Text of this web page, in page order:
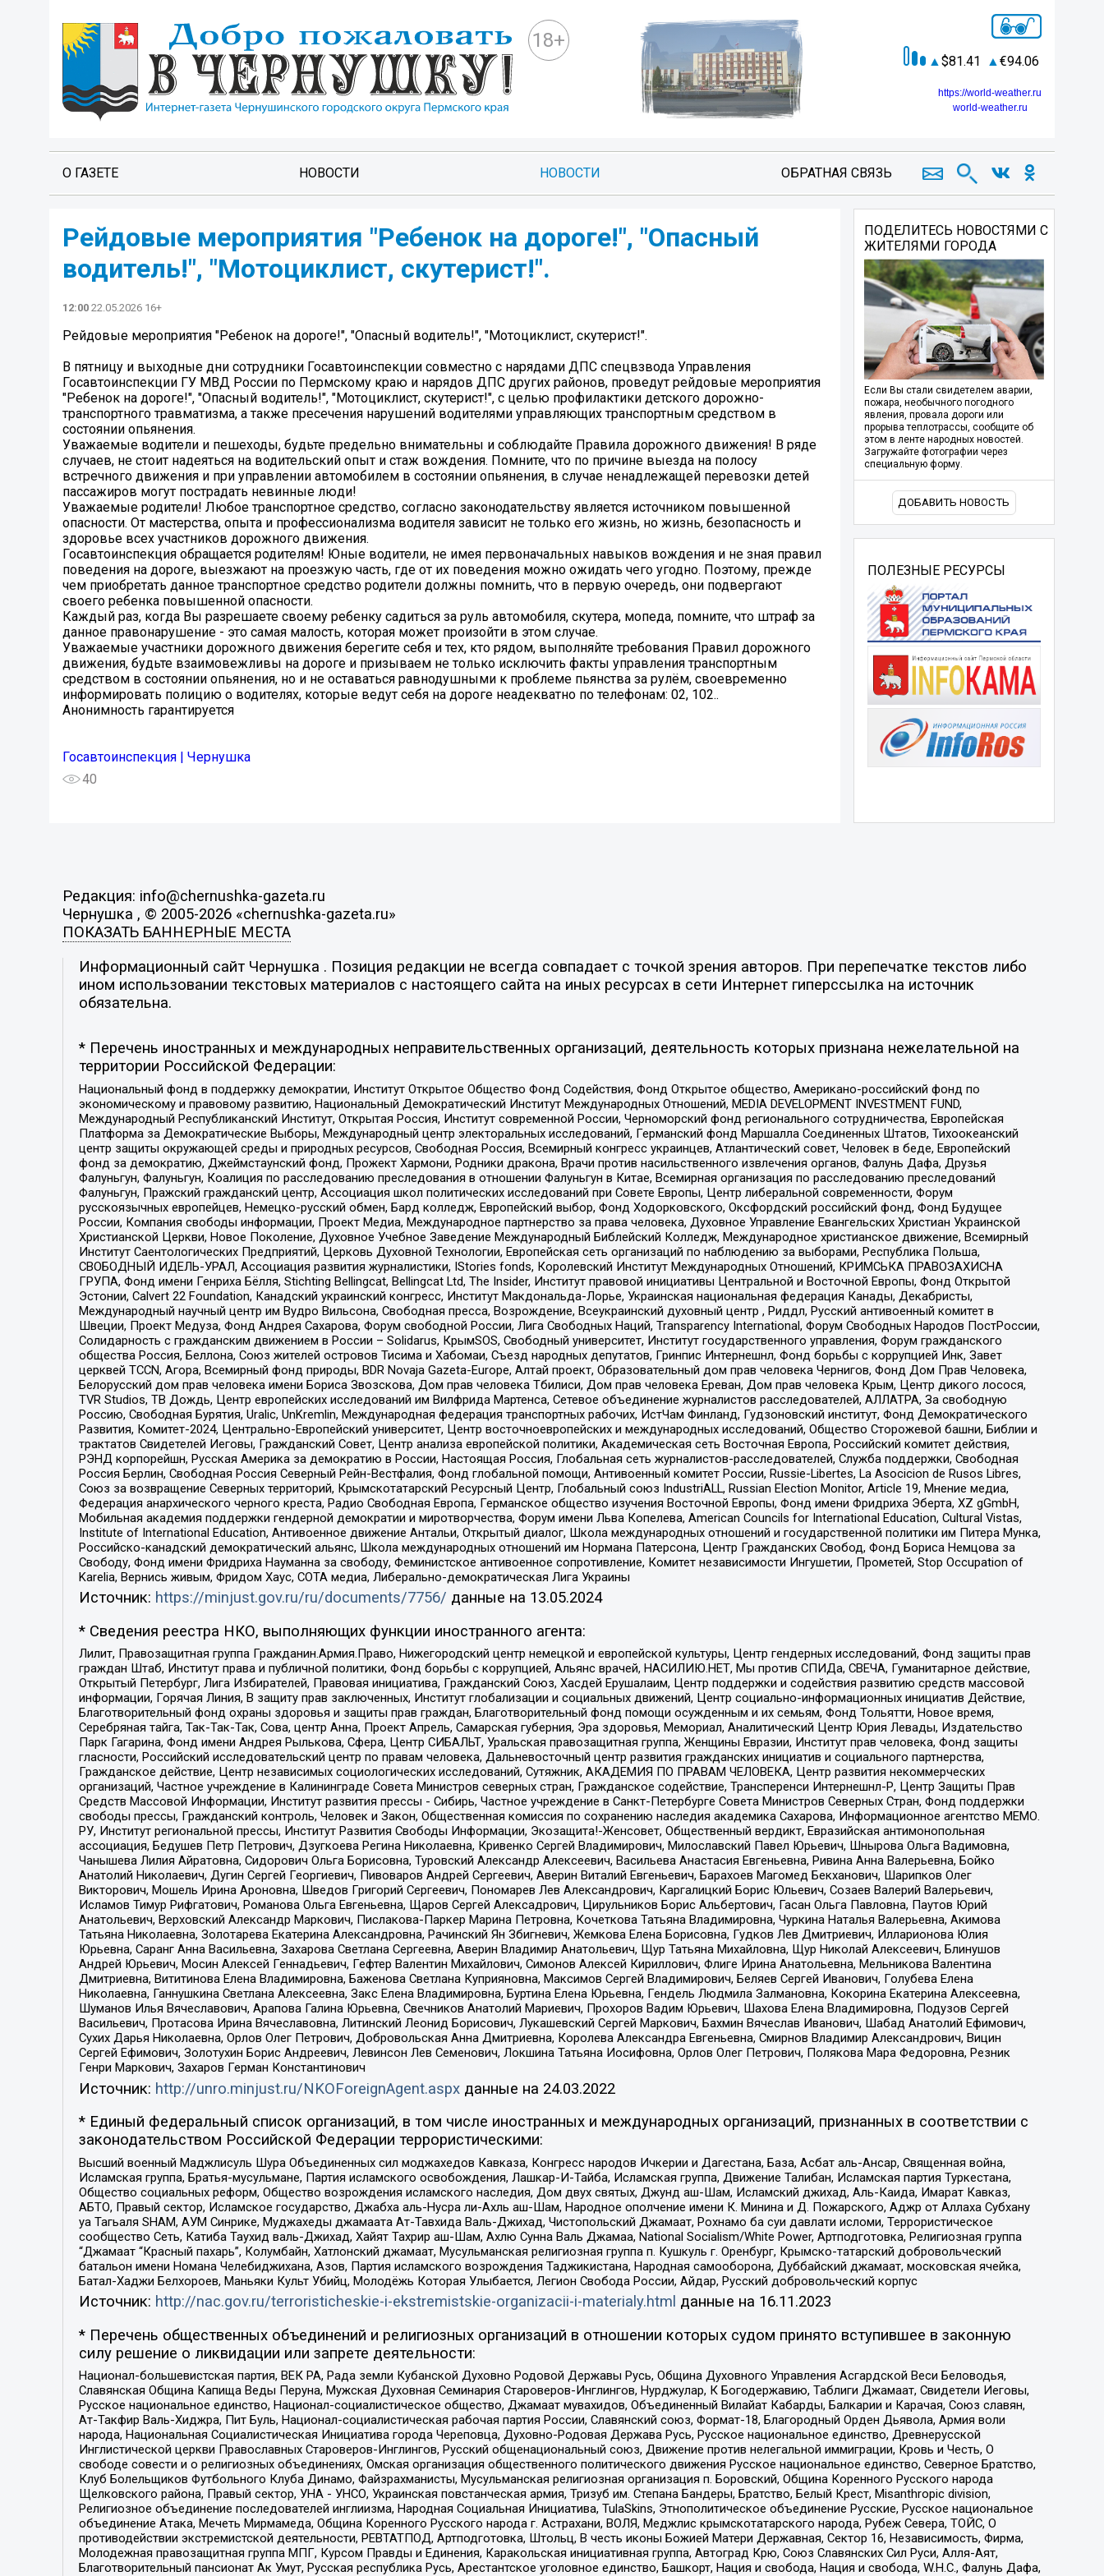
18+
81.41 94.06
https://world-weather.ru
world-weather.ru
О ГАЗЕТЕ НОВОСТИ НОВОСТИ ОБРАТНАЯ СВЯЗЬ
Рейдовые мероприятия "Ребенок на дороге!", "Опасный
водитель!", "Мотоциклист, скутерист!".
12:00 22.05.2026 16+
Рейдовые мероприятия "Ребенок на дороге!", "Опасный водитель!", "Мотоциклист, скутерист!".
В пятницу и выходные дни сотрудники Госавтоинспекции совместно с нарядами ДПС спецвзвода Управления
Госавтоинспекции ГУ МВД России по Пермскому краю и нарядов ДПС других районов, проведут рейдовые мероприятия
"Ребенок на дороге!", "Опасный водитель!", "Мотоциклист, скутерист!", с целью профилактики детского дорожно-
транспортного травматизма, а также пресечения нарушений водителями управляющих транспортным средством в
состоянии опьянения.
Уважаемые водители и пешеходы, будьте предельно внимательны и соблюдайте Правила дорожного движения! В ряде
случаев, не стоит надеяться на водительский опыт и стаж вождения. Помните, что по причине выезда на полосу
встречного движения и при управлении автомобилем в состоянии опьянения, в случае ненадлежащей перевозки детей
пассажиров могут пострадать невинные люди!
Уважаемые родители! Любое транспортное средство, согласно законодательству является источником повышенной
опасности. От мастерства, опыта и профессионализма водителя зависит не только его жизнь, но жизнь, безопасность и
здоровье всех участников дорожного движения.
Госавтоинспекция обращается родителям! Юные водители, не имея первоначальных навыков вождения и не зная правил
поведения на дороге, выезжают на проезжую часть, где от их поведения можно ожидать чего угодно. Поэтому, прежде
чем приобретать данное транспортное средство родители должны помнить, что в первую очередь, они подвергают
своего ребенка повышенной опасности.
Каждый раз, когда Вы разрешаете своему ребенку садиться за руль автомобиля, скутера, мопеда, помните, что штраф за
данное правонарушение - это самая малость, которая может произойти в этом случае.
Уважаемые участники дорожного движения берегите себя и тех, кто рядом, выполняйте требования Правил дорожного
движения, будьте взаимовежливы на дороге и призываем не только исключить факты управления транспортным
средством в состоянии опьянения, но и не оставаться равнодушными к проблеме пьянства за рулём, своевременно
информировать полицию о водителях, которые ведут себя на дороге неадекватно по телефонам: 02, 102..
Анонимность гарантируется
Госавтоинспекция | Чернушка
40
ПОДЕЛИТЕСЬ НОВОСТЯМИ С
ЖИТЕЛЯМИ ГОРОДА
Если Вы стали свидетелем аварии,
пожара, необычного погодного
явления, провала дороги или
прорыва теплотрассы, сообщите об
этом в ленте народных новостей.
Загружайте фотографии через
специальную форму.
ДОБАВИТЬ НОВОСТЬ
ПОЛЕЗНЫЕ РЕСУРСЫ
Редакция: info@chernushka-gazeta.ru
Чернушка , © 2005-2026 «chernushka-gazeta.ru»
ПОКАЗАТЬ БАННЕРНЫЕ МЕСТА
Информационный сайт Чернушка . Позиция редакции не всегда совпадает с точкой зрения авторов. При перепечатке текстов либо
ином использовании текстовых материалов с настоящего сайта на иных ресурсах в сети Интернет гиперссылка на источник
обязательна.
* Перечень иностранных и международных неправительственных организаций, деятельность которых признана нежелательной на
территории Российской Федерации:
Национальный фонд в поддержку демократии, Институт Открытое Общество Фонд Содействия, Фонд Открытое общество, Американо-российский фонд по
экономическому и правовому развитию, Национальный Демократический Институт Международных Отношений, MEDIA DEVELOPMENT INVESTMENT FUND,
Международный Республиканский Институт, Открытая Россия, Институт современной России, Черноморский фонд регионального сотрудничества, Европейская
Платформа за Демократические Выборы, Международный центр электоральных исследований, Германский фонд Маршалла Соединенных Штатов, Тихоокеанский
центр защиты окружающей среды и природных ресурсов, Свободная Россия, Всемирный конгресс украинцев, Атлантический совет, Человек в беде, Европейский
фонд за демократию, Джеймстаунский фонд, Прожект Хармони, Родники дракона, Врачи против насильственного извлечения органов, Фалунь Дафа, Друзья
Фалуньгун, Фалуньгун, Коалиция по расследованию преследования в отношении Фалуньгун в Китае, Всемирная организация по расследованию преследований
Фалуньгун, Пражский гражданский центр, Ассоциация школ политических исследований при Совете Европы, Центр либеральной современности, Форум
русскоязычных европейцев, Немецко-русский обмен, Бард колледж, Европейский выбор, Фонд Ходорковского, Оксфордский российский фонд, Фонд Будущее
России, Компания свободы информации, Проект Медиа, Международное партнерство за права человека, Духовное Управление Евангельских Христиан Украинской
Христианской Церкви, Новое Поколение, Духовное Учебное Заведение Международный Библейский Колледж, Международное христианское движение, Всемирный
Институт Саентологических Предприятий, Церковь Духовной Технологии, Европейская сеть организаций по наблюдению за выборами, Республика Польша,
СВОБОДНЫЙ ИДЕЛЬ-УРАЛ, Ассоциация развития журналистики, IStories fonds, Королевский Институт Международных Отношений, КРИМСЬКА ПРАВОЗАХИСНА
ГРУПА, Фонд имени Генриха Бёлля, Stichting Bellingcat, Bellingcat Ltd, The Insider, Институт правовой инициативы Центральной и Восточной Европы, Фонд Открытой
Эстонии, Calvert 22 Foundation, Канадский украинский конгресс, Институт Макдональда-Лорье, Украинская национальная федерация Канады, Декабристы,
Международный научный центр им Вудро Вильсона, Свободная пресса, Возрождение, Всеукраинский духовный центр , Риддл, Русский антивоенный комитет в
Швеции, Проект Медуза, Фонд Андрея Сахарова, Форум свободной России, Лига Свободных Наций, Transparеncy International, Форум Свободных Народов ПостРоссии,
Солидарность с гражданским движением в России – Solidarus, КрымSOS, Свободный университет, Институт государственного управления, Форум гражданского
общества Россия, Беллона, Союз жителей островов Тисима и Хабомаи, Съезд народных депутатов, Гринпис Интернешнл, Фонд борьбы с коррупцией Инк, Завет
церквей TCCN, Агора, Всемирный фонд природы, BDR Novaja Gazeta-Europe, Алтай проект, Образовательный дом прав человека Чернигов, Фонд Дом Прав Человека,
Белорусский дом прав человека имени Бориса Звозскова, Дом прав человека Тбилиси, Дом прав человека Ереван, Дом прав человека Крым, Центр дикого лосося,
TVR Studios, ТВ Дождь, Центр европейских исследований им Вилфрида Мартенса, Сетевое объединение журналистов расследователей, АЛЛАТРА, За свободную
Россию, Свободная Бурятия, Uralic, UnKremlin, Международная федерация транспортных рабочих, ИстЧам Финланд, Гудзоновский институт, Фонд Демократического
Развития, Комитет-2024, Центрально-Европейский университет, Центр восточноевропейских и международных исследований, Общество Сторожевой башни, Библии и
трактатов Свидетелей Иеговы, Гражданский Совет, Центр анализа европейской политики, Академическая сеть Восточная Европа, Российский комитет действия,
РЭНД корпорейшн, Русская Америка за демократию в России, Настоящая Россия, Глобальная сеть журналистов-расследователей, Служба поддержки, Свободная
Россия Берлин, Свободная Россия Северный Рейн-Вестфалия, Фонд глобальной помощи, Антивоенный комитет России, Russie-Libertes, La Asocicion de Rusos Libres,
Союз за возвращение Северных территорий, Крымскотатарский Ресурсный Центр, Глобальный союз IndustriALL, Russian Election Monitor, Article 19, Мнение медиа,
Федерация анархического черного креста, Радио Свободная Европа, Германское общество изучения Восточной Европы, Фонд имени Фридриха Эберта, XZ gGmbH,
Мобильная академия поддержки гендерной демократии и миротворчества, Форум имени Льва Копелева, American Councils for International Education, Cultural Vistas,
Institute of International Education, Антивоенное движение Антальи, Открытый диалог, Школа международных отношений и государственной политики им Питера Мунка,
Российско-канадский демократический альянс, Школа международных отношений им Нормана Патерсона, Центр Гражданских Свобод, Фонд Бориса Немцова за
Свободу, Фонд имени Фридриха Науманна за свободу, Феминистское антивоенное сопротивление, Комитет независимости Ингушетии, Прометей, Stop Occupation of
Karelia, Вернись живым, Фридом Хаус, СОТА медиа, Либерально-демократическая Лига Украины
Источник: https://minjust.gov.ru/ru/documents/7756/ данные на 13.05.2024
* Сведения реестра НКО, выполняющих функции иностранного агента:
Лилит, Правозащитная группа Гражданин.Армия.Право, Нижегородский центр немецкой и европейской культуры, Центр гендерных исследований, Фонд защиты прав
граждан Штаб, Институт права и публичной политики, Фонд борьбы с коррупцией, Альянс врачей, НАСИЛИЮ.НЕТ, Мы против СПИДа, СВЕЧА, Гуманитарное действие,
Открытый Петербург, Лига Избирателей, Правовая инициатива, Гражданский Союз, Хасдей Ерушалаим, Центр поддержки и содействия развитию средств массовой
информации, Горячая Линия, В защиту прав заключенных, Институт глобализации и социальных движений, Центр социально-информационных инициатив Действие,
Благотворительный фонд охраны здоровья и защиты прав граждан, Благотворительный фонд помощи осужденным и их семьям, Фонд Тольятти, Новое время,
Серебряная тайга, Так-Так-Так, Сова, центр Анна, Проект Апрель, Самарская губерния, Эра здоровья, Мемориал, Аналитический Центр Юрия Левады, Издательство
Парк Гагарина, Фонд имени Андрея Рылькова, Сфера, Центр СИБАЛЬТ, Уральская правозащитная группа, Женщины Евразии, Институт прав человека, Фонд защиты
гласности, Российский исследовательский центр по правам человека, Дальневосточный центр развития гражданских инициатив и социального партнерства,
Гражданское действие, Центр независимых социологических исследований, Сутяжник, АКАДЕМИЯ ПО ПРАВАМ ЧЕЛОВЕКА, Центр развития некоммерческих
организаций, Частное учреждение в Калининграде Совета Министров северных стран, Гражданское содействие, Трансперенси Интернешнл-Р, Центр Защиты Прав
Средств Массовой Информации, Институт развития прессы - Сибирь, Частное учреждение в Санкт-Петербурге Совета Министров Северных Стран, Фонд поддержки
свободы прессы, Гражданский контроль, Человек и Закон, Общественная комиссия по сохранению наследия академика Сахарова, Информационное агентство МЕМО.
РУ, Институт региональной прессы, Институт Развития Свободы Информации, Экозащита!-Женсовет, Общественный вердикт, Евразийская антимонопольная
ассоциация, Бедушев Петр Петрович, Дзугкоева Регина Николаевна, Кривенко Сергей Владимирович, Милославский Павел Юрьевич, Шнырова Ольга Вадимовна,
Чанышева Лилия Айратовна, Сидорович Ольга Борисовна, Туровский Александр Алексеевич, Васильева Анастасия Евгеньевна, Ривина Анна Валерьевна, Бойко
Анатолий Николаевич, Дугин Сергей Георгиевич, Пивоваров Андрей Сергеевич, Аверин Виталий Евгеньевич, Барахоев Магомед Бекханович, Шарипков Олег
Викторович, Мошель Ирина Ароновна, Шведов Григорий Сергеевич, Пономарев Лев Александрович, Каргалицкий Борис Юльевич, Созаев Валерий Валерьевич,
Исламов Тимур Рифгатович, Романова Ольга Евгеньевна, Щаров Сергей Алексадрович, Цирульников Борис Альбертович, Гасан Ольга Павловна, Паутов Юрий
Анатольевич, Верховский Александр Маркович, Пислакова-Паркер Марина Петровна, Кочеткова Татьяна Владимировна, Чуркина Наталья Валерьевна, Акимова
Татьяна Николаевна, Золотарева Екатерина Александровна, Рачинский Ян Збигневич, Жемкова Елена Борисовна, Гудков Лев Дмитриевич, Илларионова Юлия
Юрьевна, Саранг Анна Васильевна, Захарова Светлана Сергеевна, Аверин Владимир Анатольевич, Щур Татьяна Михайловна, Щур Николай Алексеевич, Блинушов
Андрей Юрьевич, Мосин Алексей Геннадьевич, Гефтер Валентин Михайлович, Симонов Алексей Кириллович, Флиге Ирина Анатольевна, Мельникова Валентина
Дмитриевна, Вититинова Елена Владимировна, Баженова Светлана Куприяновна, Максимов Сергей Владимирович, Беляев Сергей Иванович, Голубева Елена
Николаевна, Ганнушкина Светлана Алексеевна, Закс Елена Владимировна, Буртина Елена Юрьевна, Гендель Людмила Залмановна, Кокорина Екатерина Алексеевна,
Шуманов Илья Вячеславович, Арапова Галина Юрьевна, Свечников Анатолий Мариевич, Прохоров Вадим Юрьевич, Шахова Елена Владимировна, Подузов Сергей
Васильевич, Протасова Ирина Вячеславовна, Литинский Леонид Борисович, Лукашевский Сергей Маркович, Бахмин Вячеслав Иванович, Шабад Анатолий Ефимович,
Сухих Дарья Николаевна, Орлов Олег Петрович, Добровольская Анна Дмитриевна, Королева Александра Евгеньевна, Смирнов Владимир Александрович, Вицин
Сергей Ефимович, Золотухин Борис Андреевич, Левинсон Лев Семенович, Локшина Татьяна Иосифовна, Орлов Олег Петрович, Полякова Мара Федоровна, Резник
Генри Маркович, Захаров Герман Константинович
Источник: http://unro.minjust.ru/NKOForeignAgent.aspxданные на 24.03.2022
* Единый федеральный список организаций, в том числе иностранных и международных организаций, признанных в соответствии с
законодательством Российской Федерации террористическими:
Высший военный Маджлисуль Шура Объединенных сил моджахедов Кавказа, Конгресс народов Ичкерии и Дагестана, База, Асбат аль-Ансар, Священная война,
Исламская группа, Братья-мусульмане, Партия исламского освобождения, Лашкар-И-Тайба, Исламская группа, Движение Талибан, Исламская партия Туркестана,
Общество социальных реформ, Общество возрождения исламского наследия, Дом двух святых, Джунд аш-Шам, Исламский джихад, Аль-Каида, Имарат Кавказ,
АБТО, Правый сектор, Исламское государство, Джабха аль-Нусра ли-Ахль аш-Шам, Народное ополчение имени К. Минина и Д. Пожарского, Аджр от Аллаха Субхану
уа Тагьаля SHAM, АУМ Синрике, Муджахеды джамаата Ат-Тавхида Валь-Джихад, Чистопольский Джамаат, Рохнамо ба суи давлати исломи, Террористическое
сообщество Сеть, Катиба Таухид валь-Джихад, Хайят Тахрир аш-Шам, Ахлю Сунна Валь Джамаа, National Socialism/White Power, Артподготовка, Религиозная группа
“Джамаат “Красный пахарь”, Колумбайн, Хатлонский джамаат, Мусульманская религиозная группа п. Кушкуль г. Оренбург, Крымско-татарский добровольческий
батальон имени Номана Челебиджихана, Азов, Партия исламского возрождения Таджикистана, Народная самооборона, Дуббайский джамаат, московская ячейка,
Батал-Хаджи Белхороев, Маньяки Культ Убийц, Молодёжь Которая Улыбается, Легион Свобода России, Айдар, Русский добровольческий корпус
Источник: http://nac.gov.ru/terroristicheskie-i-ekstremistskie-organizacii-i-materialy.html данные на 16.11.2023
* Перечень общественных объединений и религиозных организаций в отношении которых судом принято вступившее в законную
силу решение о ликвидации или запрете деятельности:
Национал-большевистская партия, ВЕК РА, Рада земли Кубанской Духовно Родовой Державы Русь, Община Духовного Управления Асгардской Веси Беловодья,
Славянская Община Капища Веды Перуна, Мужская Духовная Семинария Староверов-Инглингов, Нурджулар, К Богодержавию, Таблиги Джамаат, Свидетели Иеговы,
Русское национальное единство, Национал-социалистическое общество, Джамаат мувахидов, Объединенный Вилайат Кабарды, Балкарии и Карачая, Союз славян,
Ат-Такфир Валь-Хиджра, Пит Буль, Национал-социалистическая рабочая партия России, Славянский союз, Формат-18, Благородный Орден Дьявола, Армия воли
народа, Национальная Социалистическая Инициатива города Череповца, Духовно-Родовая Держава Русь, Русское национальное единство, Древнерусской
Инглистической церкви Православных Староверов-Инглингов, Русский общенациональный союз, Движение против нелегальной иммиграции, Кровь и Честь, О
свободе совести и о религиозных объединениях, Омская организация общественного политического движения Русское национальное единство, Северное Братство,
Клуб Болельщиков Футбольного Клуба Динамо, Файзрахманисты, Мусульманская религиозная организация п. Боровский, Община Коренного Русского народа
Щелковского района, Правый сектор, УНА - УНСО, Украинская повстанческая армия, Тризуб им. Степана Бандеры, Братство, Белый Крест, Misanthropic division,
Религиозное объединение последователей инглиизма, Народная Социальная Инициатива, TulaSkins, Этнополитическое объединение Русские, Русское национальное
объединение Атака, Мечеть Мирмамеда, Община Коренного Русского народа г. Астрахани, ВОЛЯ, Меджлис крымскотатарского народа, Рубеж Севера, ТОЙС, О
противодействии экстремистской деятельности, РЕВТАТПОД, Артподготовка, Штольц, В честь иконы Божией Матери Державная, Сектор 16, Независимость, Фирма,
Молодежная правозащитная группа МПГ, Курсом Правды и Единения, Каракольская инициативная группа, Автоград Крю, Союз Славянских Сил Руси, Алля-Аят,
Благотворительный пансионат Ак Умут, Русская республика Русь, Арестантское уголовное единство, Башкорт, Нация и свобода, Нация и свобода, W.H.С., Фалунь Дафа,